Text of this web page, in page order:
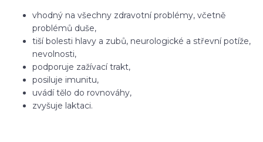
vhodný na všechny zdravotní problémy, včetně
problémů duše,
tiší bolesti hlavy a zubů, neurologické a střevní potíže,
nevolnosti,
podporuje zažívací trakt,
posiluje imunitu,
uvádí tělo do rovnováhy,
zvyšuje laktaci.